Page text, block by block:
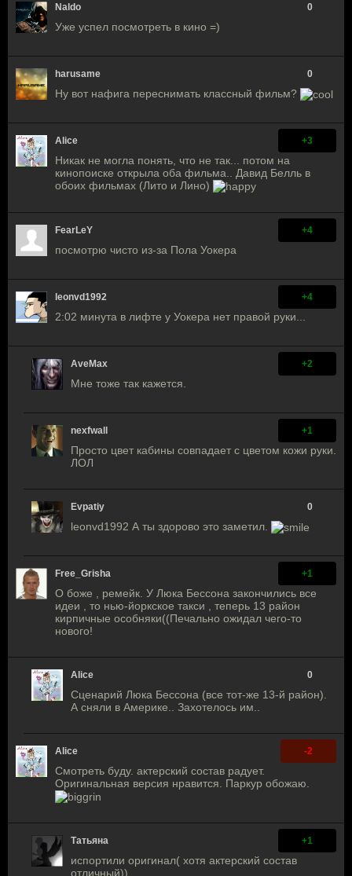
Naldo 0
Уже успел посмотреть в кино =)
harusame 0
Ну вот нафига переснимать классный фильм?
Alice +3
Никак не могла понять, что не так... потом на
кинопоиске открыла оба фильма.. Давид Белль в
обоих фильмах (Лито и Лино)
FearLeY +4
посмотрю чисто из-за Пола Уокера
leonvd1992 +4
2:02 минута в лифте у Уокера нет правой руки...
AveMax +2
Мне тоже так кажется.
nexfwall +1
Просто цвет кабины совпадает с цветом кожи руки.
ЛОЛ
Evpatiy 0
leonvd1992 А ты здорово это заметил.
Free_Grisha +1
О боже , ремейк. У Люка Бессона закончились все
идеи , то нью-йоркское такси , теперь 13 район
кирпичные особняки((Печально ожидал чего-то
нового!
Alice 0
Сценарий Люка Бессона (все тот-же 13-й район).
А сняли в Америке.. Захотелось им..
Alice -2
Смотреть буду. актерский состав радует.
Оригинальная версия нравится. Паркур обожаю.
Татьяна +1
испортили оригинал( хотя актерский состав
отличный))